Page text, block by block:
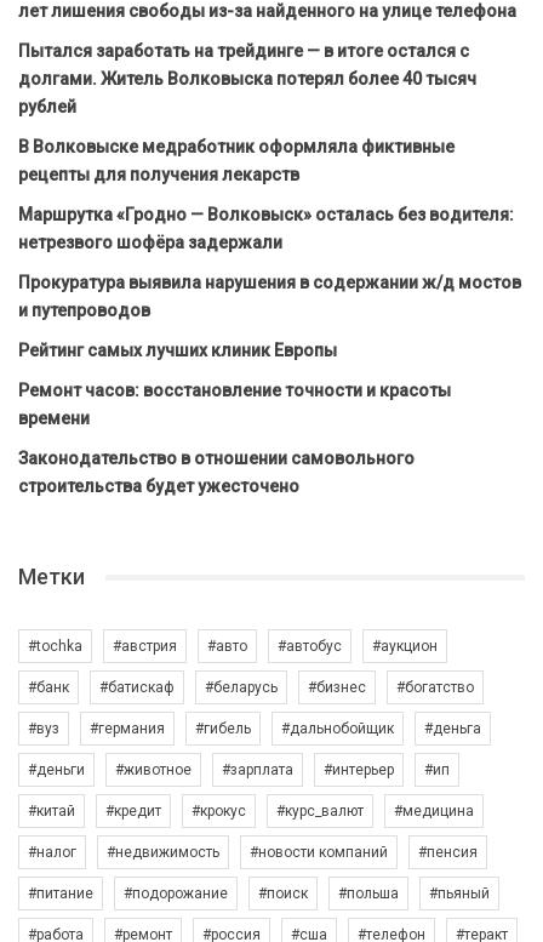
лет лишения свободы из-за найденного на улице телефона
Пытался заработать на трейдинге — в итоге остался с
долгами. Житель Волковыска потерял более 40 тысяч
рублей
В Волковыске медработник оформляла фиктивные
рецепты для получения лекарств
Маршрутка «Гродно — Волковыск» осталась без водителя:
нетрезвого шофёра задержали
Прокуратура выявила нарушения в содержании ж/д мостов
и путепроводов
Рейтинг самых лучших клиник Европы
Ремонт часов: восстановление точности и красоты
времени
Законодательство в отношении самовольного
строительства будет ужесточено
Метки
#tochka #австрия #авто #автобус #аукцион
#банк #батискаф #беларусь #бизнес #богатство
#вуз #германия #гибель #дальнобойщик #деньга
#деньги #животное #зарплата #интерьер #ип
#китай #кредит #крокус #курс_валют #медицина
#налог #недвижимость #новости компаний #пенсия
#питание #подорожание #поиск #польша #пьяный
#работа #ремонт #россия #сша #телефон #теракт